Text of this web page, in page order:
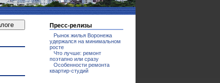
Пресс-релизы
Рынок жилья Воронежа
удержался на минимальном
росте
Что лучше: ремонт
поэтапно или сразу
Особенности ремонта
квартир-студий